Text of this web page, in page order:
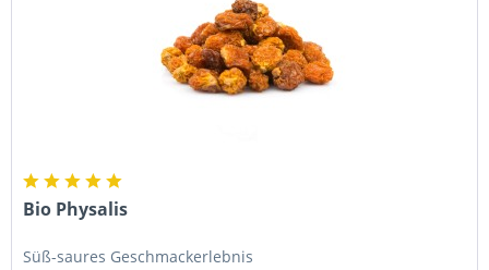
Bio Physalis
Süß-saures Geschmackerlebnis